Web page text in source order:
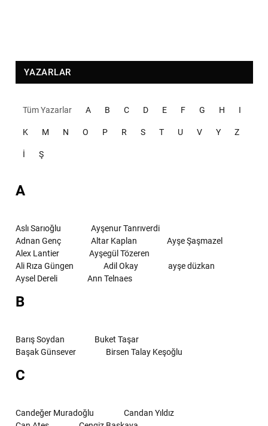
YAZARLAR
Tüm Yazarlar A B C D E F G H I
K M N O P R S T U V Y Z
İ Ş
A
Aslı Sarıoğlu
Ayşenur Tanrıverdi
Adnan Genç
Altar Kaplan
Ayşe Şaşmazel
Alex Lantier
Ayşegül Tözeren
Ali Rıza Güngen
Adil Okay
ayşe düzkan
Aysel Dereli
Ann Telnaes
B
Barış Soydan
Buket Taşar
Başak Günsever
Birsen Talay Keşoğlu
C
Candeğer Muradoğlu
Candan Yıldız